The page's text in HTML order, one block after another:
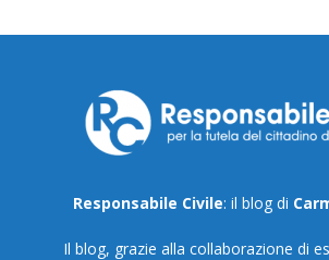
Responsabile Civile: il blog di
Il blog, grazie alla collaborazione di